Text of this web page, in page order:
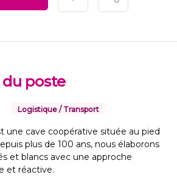
poste
Logistique / Transport
une cave coopérative située au pied
plus de 100 ans, nous élaborons
et blancs avec une approche
et réactive.